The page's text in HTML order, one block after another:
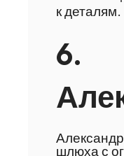
к деталям.
6.
шлюха с